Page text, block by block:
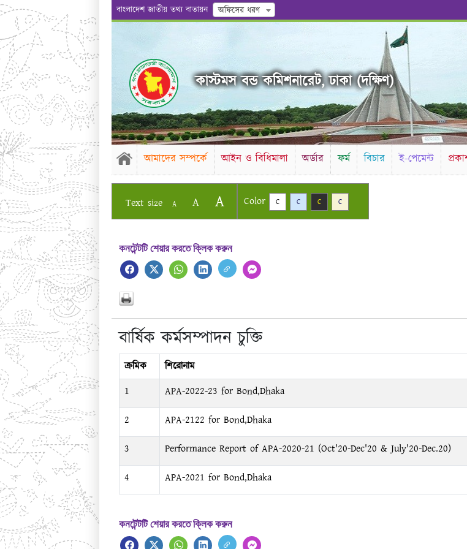
বাংলাদেশ জাতীয় তথ্য বাতায়ন অফিসের ধরণ
কাস্টমস বন্ড কমিশনারেট, ঢাকা (দক্ষিণ)
আমাদের সম্পর্কে আইন ও বিধিমালা অর্ডার ফর্ম বিচার ই-পেমেন্ট
Text size A A A Color C C C C
কনটেন্টটি শেয়ার করতে ক্লিক করুন
বার্ষিক কর্মসম্পাদন চুক্তি
ক্রমিক শিরোনাম
1
APA-2022-23 for Bond,Dhaka
2 APA-2122 for Bond,Dhaka
3 Performance Report of APA-2020-21 (Oct'20-Dec'20 & July'20-Dec.20)
4 APA-2021 for Bond,Dhaka
কনটেন্টটি শেয়ার করতে ক্লিক করুন